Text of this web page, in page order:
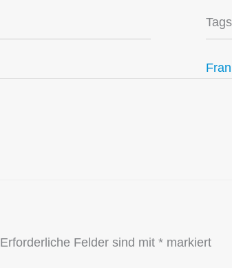
Erforderliche Felder sind mit * markiert